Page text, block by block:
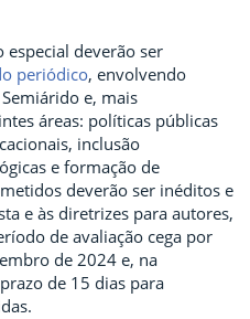
especial deverão ser
periódico, envolvendo
e, mais
áreas: políticas públicas
inclusão
e formação de
deverão ser inéditos e
e às diretrizes para autores,
de avaliação cega por
de 2024 e, na
de 15 dias para